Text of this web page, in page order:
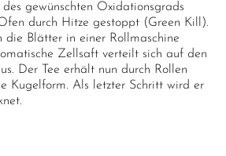
gewünschten Oxidationsgrads
durch Hitze gestoppt (Green Kill).
die Blätter in einer Rollmaschine
Zellsaft verteilt sich auf den
Der Tee erhält nun durch Rollen
Kugelform. Als letzter Schritt wird er